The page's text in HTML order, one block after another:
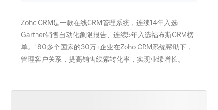
Zoho CRM是一款在线CRM管理系统，连续14年入选
Gartner销售自动化象限报告、连续5年入选福布斯CRM榜
单。180多个国家的30万+企业在Zoho CRM系统帮助下，
管理客户关系，提高销售线索转化率，实现业绩增长。